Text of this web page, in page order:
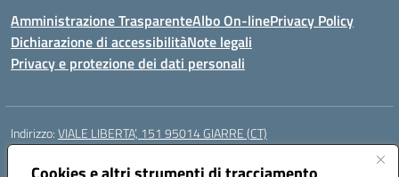
Amministrazione TrasparenteAlbo On-linePrivacy Policy
Dichiarazione di accessibilitàNote legali
Privacy e protezione dei dati personali
Indirizzo:VIALE LIBERTA’, 151 95014 GIARRE (CT)
Centralino:
Posta elettronica certificata (PEC):ctmm151004@pec.istruzione.it